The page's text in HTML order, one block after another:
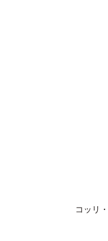
コッリ